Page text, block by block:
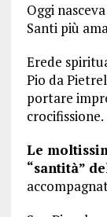
Oggi nasceva
Santi più
Erede
Pio da
portare
crocifissione.
Le
“santità”